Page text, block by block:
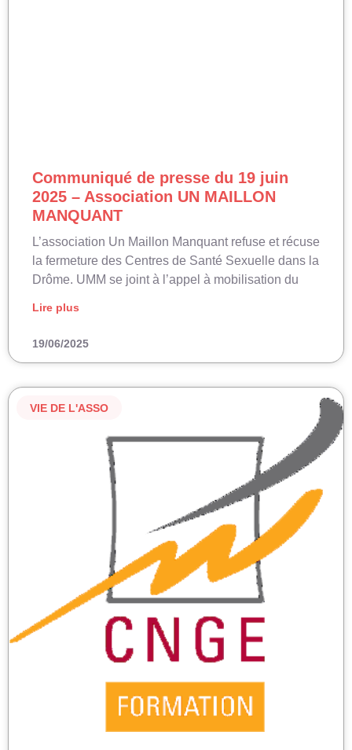
Communiqué de presse du 19 juin
2025 – Association UN MAILLON
MANQUANT
L’association Un Maillon Manquant refuse et récuse
la fermeture des Centres de Santé Sexuelle dans la
Drôme. UMM se joint à l’appel à mobilisation du
Lire plus
19/06/2025
VIE DE L'ASSO